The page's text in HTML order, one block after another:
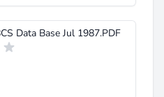
Data Base Jul 1987.PDF